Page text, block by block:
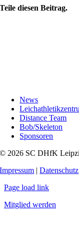
Teile diesen Beitrag.
News
Distance Team
Bob/Skeleton
Sponsoren
© 2026 SC DHfK
Impressum |Datenschutz
Page load link
Mitglied werden